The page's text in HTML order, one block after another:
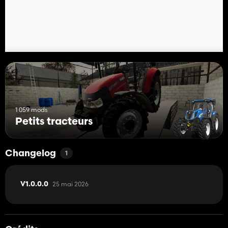
1 059 mods
Petits tracteurs
Changelog 1
V1.0.0.0 25 mai 2026